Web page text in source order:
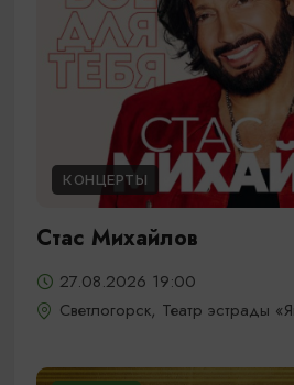
КОНЦЕРТЫ
Стас Михайлов
27.08.2026 19:00
Светлогорск, Театр эстрады